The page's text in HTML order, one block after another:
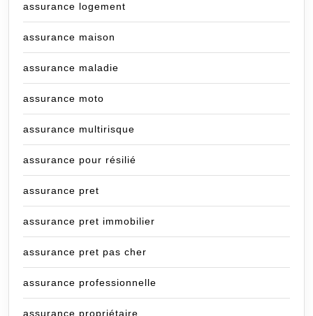
assurance logement
assurance maison
assurance maladie
assurance moto
assurance multirisque
assurance pour résilié
assurance pret
assurance pret immobilier
assurance pret pas cher
assurance professionnelle
assurance propriétaire